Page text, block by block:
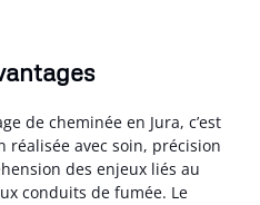
de cheminée en Jura, c’est
avec soin, précision
des enjeux liés au
conduits de fumée. Le